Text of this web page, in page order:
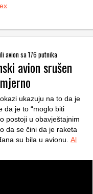
avion sa 176 putnika
avion srušen
ukazuju na to da je
da je to “moglo biti
postoji u obavještajnim
da se čini da je raketa
su bila u avionu. Al